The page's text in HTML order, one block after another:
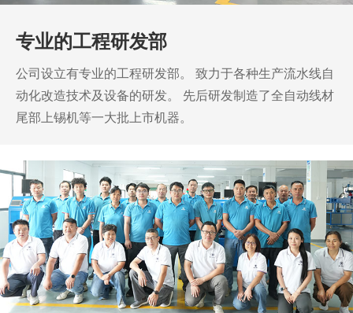
专业的工程研发部
公司设立有专业的工程研发部。
致力于各种生产流水线自
动化改造技术及设备的研发。
先后研发制造了全自动线材
尾部上锡机等一大批上市机器。